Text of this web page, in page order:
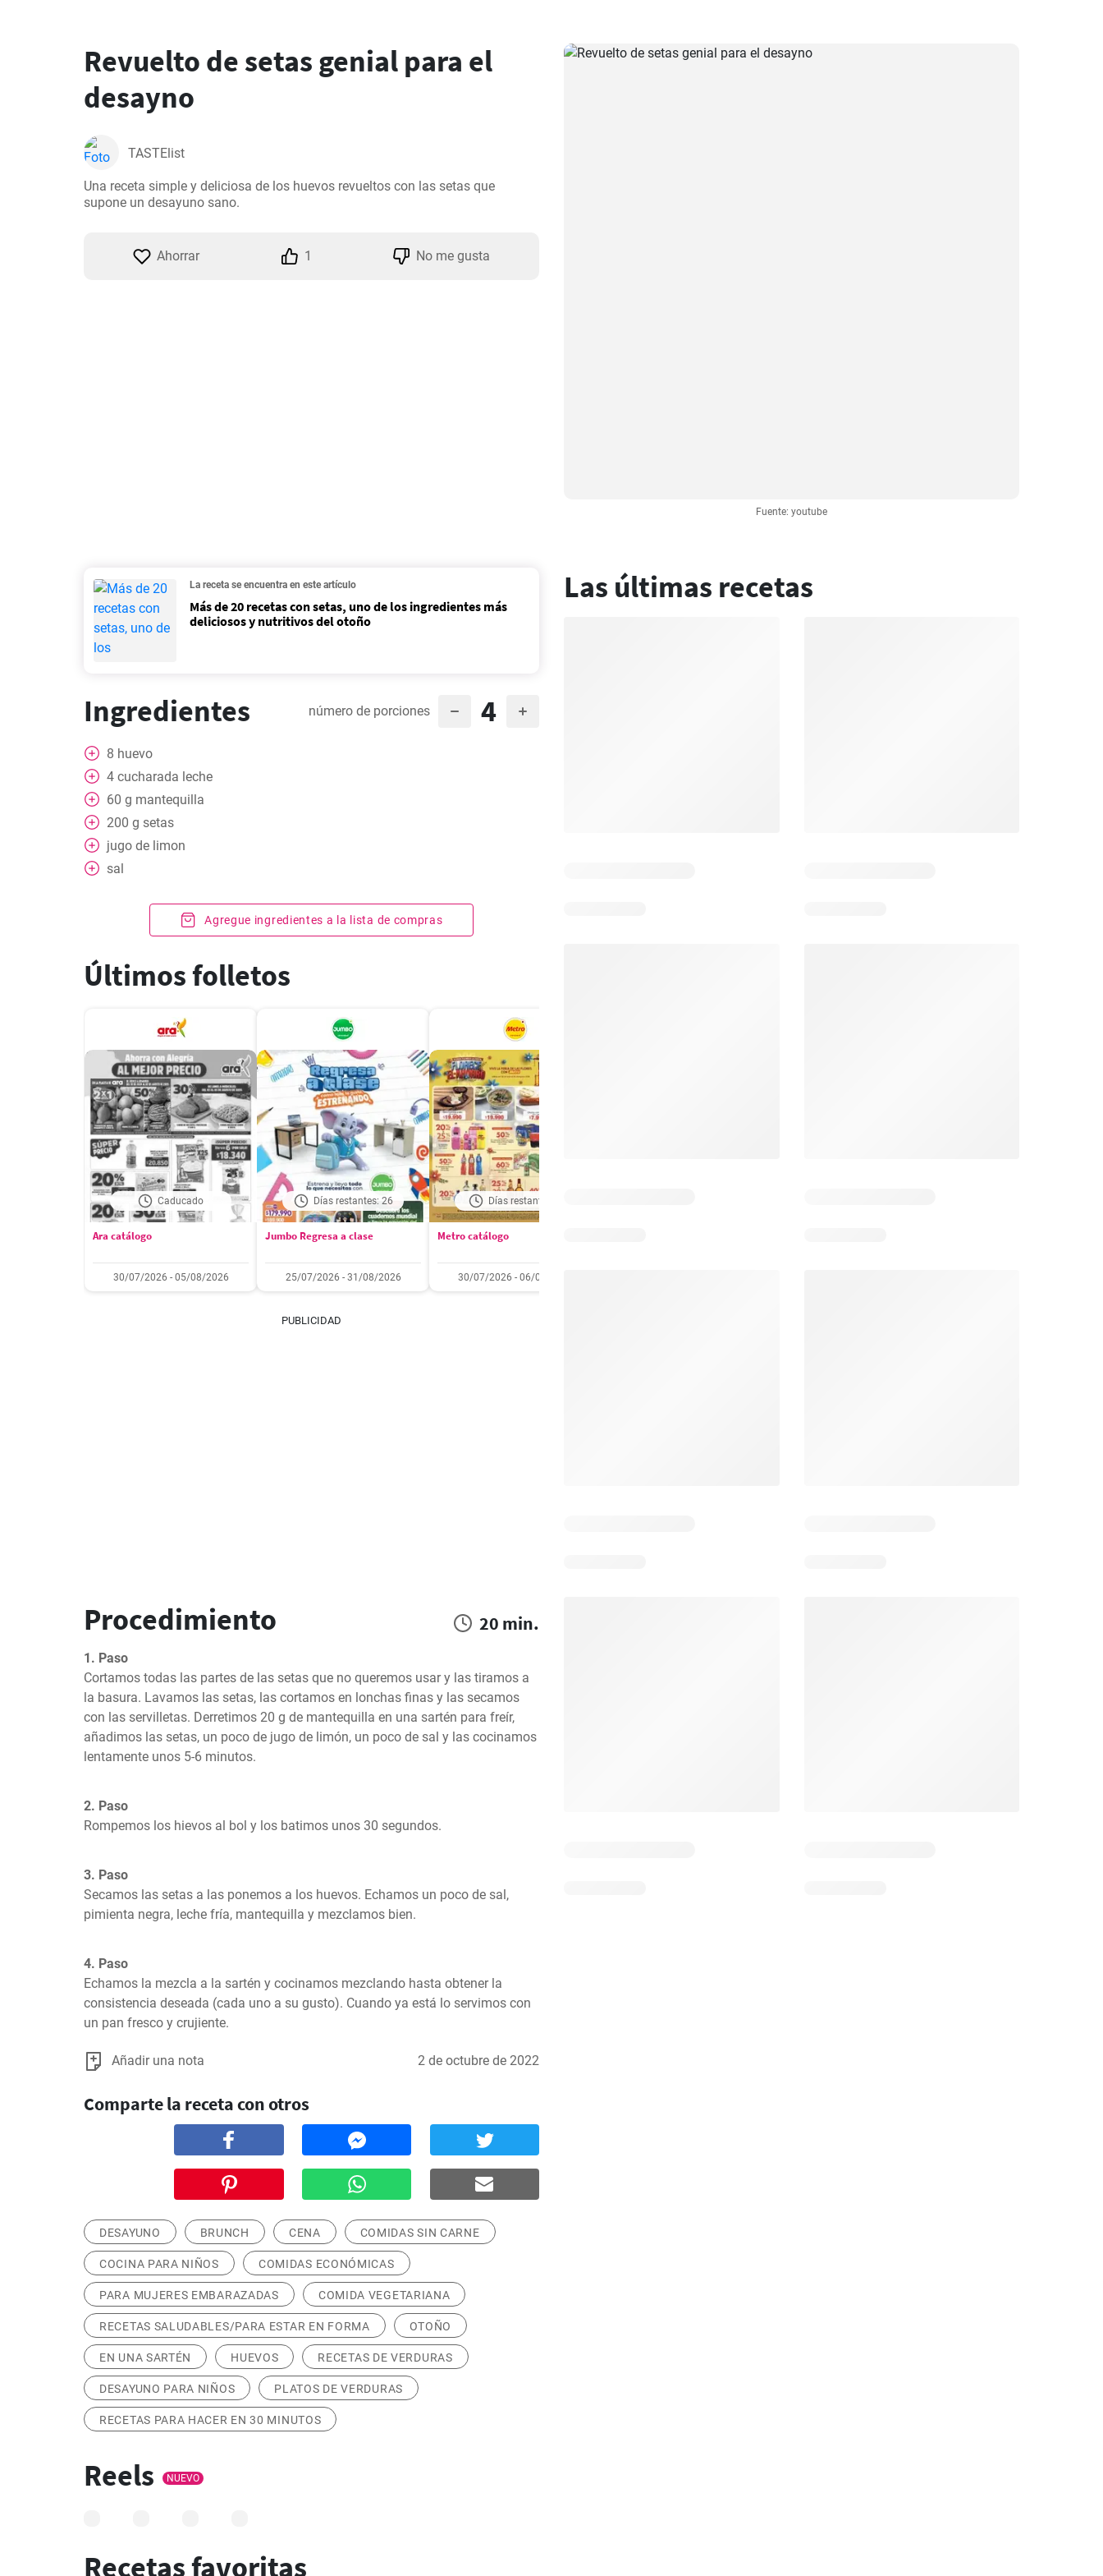
Fuente: youtube
Revuelto de setas genial para el
desayno
TASTElist
Una receta simple y deliciosa de los huevos revueltos con las setas que
supone un desayuno sano.
Ahorrar 1 No me gusta
La receta se encuentra en este artículo
Más de 20 recetas con setas, uno de los ingredientes más
deliciosos y nutritivos del otoño
Ingredientes número de porciones 4
8 huevo
4 cucharada leche
60 g mantequilla
200 g setas
jugo de limon
sal
Agregue ingredientes a la lista de compras
Últimos folletos
Caducado
Ara catálogo
30/07/2026 - 05/08/2026
Días restantes: 26
Jumbo Regresa a clase
25/07/2026 - 31/08/2026
Días restantes: 1
Metro catálogo
30/07/2026 - 06/08/2026
PUBLICIDAD
Procedimiento 20 min.
1. Paso
Cortamos todas las partes de las setas que no queremos usar y las tiramos a
la basura. Lavamos las setas, las cortamos en lonchas finas y las secamos
con las servilletas. Derretimos 20 g de mantequilla en una sartén para freír,
añadimos las setas, un poco de jugo de limón, un poco de sal y las cocinamos
lentamente unos 5-6 minutos.
2. Paso
Rompemos los hievos al bol y los batimos unos 30 segundos.
3. Paso
Secamos las setas a las ponemos a los huevos. Echamos un poco de sal,
pimienta negra, leche fría, mantequilla y mezclamos bien.
4. Paso
Echamos la mezcla a la sartén y cocinamos mezclando hasta obtener la
consistencia deseada (cada uno a su gusto). Cuando ya está lo servimos con
un pan fresco y crujiente.
Añadir una nota 2 de octubre de 2022
Comparte la receta con otros
DESAYUNO BRUNCH CENA COMIDAS SIN CARNE
COCINA PARA NIÑOS COMIDAS ECONÓMICAS
PARA MUJERES EMBARAZADAS COMIDA VEGETARIANA
RECETAS SALUDABLES/PARA ESTAR EN FORMA OTOÑO
EN UNA SARTÉN HUEVOS RECETAS DE VERDURAS
DESAYUNO PARA NIÑOS PLATOS DE VERDURAS
RECETAS PARA HACER EN 30 MINUTOS
Las últimas recetas
Reels NUEVO
Recetas favoritas